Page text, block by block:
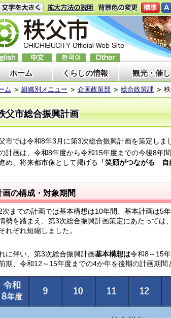
ホーム くらしの情報 観光・催し
ム 組織別メニュー 企画政策部 総合政策課
父市総合振興計画
市では令和8年3月に第3次総合振興計画を策定しま
計画は、令和8年度から令和15年度までの今後8年
め、将来都市像として掲げる 「笑顔がつながる
画の構成・対象期間
次までの計画では基本構想は10年間、基本計画は5
勢を踏まえ、第3次総合振興計画策定にあたっては、
れぞれ短縮しました。
に伴い、第3次総合振興計画基本構想は令和8～15
期、令和12～15年度までの4か年を後期の計画期間